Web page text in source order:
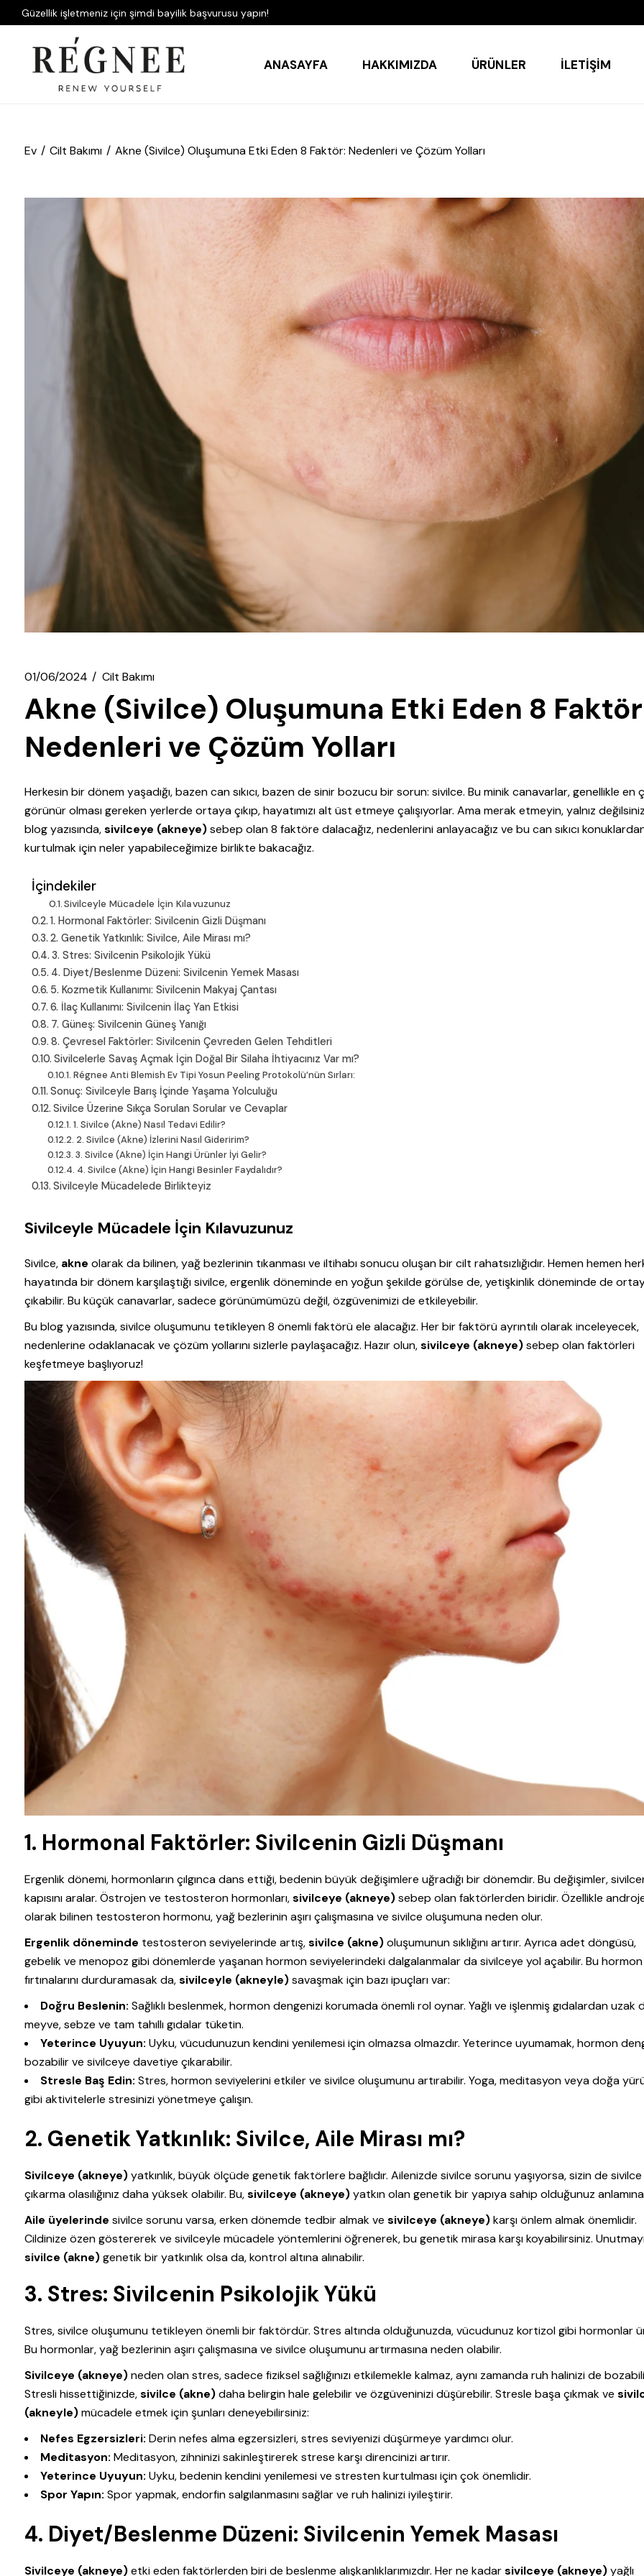
Güzellik işletmeniz için şimdi bayilik başvurusu yapın!
ANASAYFA HAKKIMIZDA ÜRÜNLER İLETIŞIM
Ev Cilt Bakımı Akne (Sivilce) Oluşumuna Etki Eden 8 Faktör: Nedenleri ve Çözüm Yolları
01/06/2024 Cilt Bakımı
Akne (Sivilce) Oluşumuna Etki Eden 8
Nedenleri ve Çözüm Yolları
Herkesin bir dönem yaşadığı, bazen can sıkıcı, bazen de sinir bozucu bir sorun: sivilce. Bu minik canavarlar, genellikle en
görünür olması gereken yerlerde ortaya çıkıp, hayatımızı alt üst etmeye çalışıyorlar. Ama merak etmeyin, yalnız
blog yazısında,sivilceye (akneye)sebep olan 8 faktöre dalacağız, nedenlerini anlayacağız ve bu can sıkıcı
kurtulmak için neler yapabileceğimize birlikte bakacağız.
İçindekiler
Sivilceyle Mücadele İçin Kılavuzunuz
1. Hormonal Faktörler: Sivilcenin Gizli Düşmanı
2. Genetik Yatkınlık: Sivilce, Aile Mirası mı?
3. Stres: Sivilcenin Psikolojik Yükü
4. Diyet/Beslenme Düzeni: Sivilcenin Yemek Masası
5. Kozmetik Kullanımı: Sivilcenin Makyaj Çantası
6. İlaç Kullanımı: Sivilcenin İlaç Yan Etkisi
7. Güneş: Sivilcenin Güneş Yanığı
8. Çevresel Faktörler: Sivilcenin Çevreden Gelen Tehditleri
Sivilcelerle Savaş Açmak İçin Doğal Bir Silaha İhtiyacınız Var mı?
Régnee Anti Blemish Ev Tipi Yosun Peeling Protokolü’nün Sırları:
Sonuç: Sivilceyle Barış İçinde Yaşama Yolculuğu
Sivilce Üzerine Sıkça Sorulan Sorular ve Cevaplar
1. Sivilce (Akne) Nasıl Tedavi Edilir?
2. Sivilce (Akne) İzlerini Nasıl Gideririm?
3. Sivilce (Akne) İçin Hangi Ürünler İyi Gelir?
4. Sivilce (Akne) İçin Hangi Besinler Faydalıdır?
Sivilceyle Mücadelede Birlikteyiz
Sivilceyle Mücadele İçin Kılavuzunuz
Sivilce, akne olarak da bilinen, yağ bezlerinin tıkanması ve iltihabı sonucu oluşan bir cilt rahatsızlığıdır. Hemen hemen
hayatında bir dönem karşılaştığı sivilce, ergenlik döneminde en yoğun şekilde görülse de, yetişkinlik döneminde de
çıkabilir. Bu küçük canavarlar, sadece görünümümüzü değil, özgüvenimizi de etkileyebilir.
Bu blog yazısında, sivilce oluşumunu tetikleyen 8 önemli faktörü ele alacağız. Her bir faktörü ayrıntılı olarak inceleyecek,
nedenlerine odaklanacak ve çözüm yollarını sizlerle paylaşacağız. Hazır olun,sivilceye (akneye)sebep olan faktörleri
keşfetmeye başlıyoruz!
1. Hormonal Faktörler: Sivilcenin Gizli Düşmanı
Ergenlik dönemi, hormonların çılgınca dans ettiği, bedenin büyük değişimlere uğradığı bir dönemdir. Bu değişimler,
kapısını aralar. Östrojen ve testosteron hormonları,sivilceye (akneye)sebep olan faktörlerden biridir. Özellikle
olarak bilinen testosteron hormonu, yağ bezlerinin aşırı çalışmasına ve sivilce oluşumuna neden olur.
Ergenlik döneminde testosteron seviyelerinde artış,sivilce (akne)oluşumunun sıklığını artırır. Ayrıca adet döngüsü,
gebelik ve menopoz gibi dönemlerde yaşanan hormon seviyelerindeki dalgalanmalar da sivilceye yol açabilir. Bu hormon
fırtınalarını durduramasak da,sivilceyle (akneyle)savaşmak için bazı ipuçları var:
Doğru Beslenin: Sağlıklı beslenmek, hormon dengenizi korumada önemli rol oynar. Yağlı ve işlenmiş gıdalardan uzak
meyve, sebze ve tam tahıllı gıdalar tüketin.
Yeterince Uyuyun: Uyku, vücudunuzun kendini yenilemesi için olmazsa olmazdır. Yeterince uyumamak, hormon
bozabilir ve sivilceye davetiye çıkarabilir.
Stresle Baş Edin: Stres, hormon seviyelerini etkiler ve sivilce oluşumunu artırabilir. Yoga, meditasyon veya doğa
gibi aktivitelerle stresinizi yönetmeye çalışın.
2. Genetik Yatkınlık: Sivilce, Aile Mirası mı?
Sivilceye (akneye)yatkınlık, büyük ölçüde genetik faktörlere bağlıdır. Ailenizde sivilce sorunu yaşıyorsa, sizin de sivilce
çıkarma olasılığınız daha yüksek olabilir. Bu,sivilceye (akneye)yatkın olan genetik bir yapıya sahip olduğunuz
Aile üyelerinde sivilce sorunu varsa, erken dönemde tedbir almak ve sivilceye (akneye)karşı önlem almak önemlidir.
Cildinize özen göstererek ve sivilceyle mücadele yöntemlerini öğrenerek, bu genetik mirasa karşı koyabilirsiniz.
sivilce (akne)genetik bir yatkınlık olsa da, kontrol altına alınabilir.
3. Stres: Sivilcenin Psikolojik Yükü
Stres, sivilce oluşumunu tetikleyen önemli bir faktördür. Stres altında olduğunuzda, vücudunuz kortizol gibi hormonlar
Bu hormonlar, yağ bezlerinin aşırı çalışmasına ve sivilce oluşumunu artırmasına neden olabilir.
Sivilceye (akneye)neden olan stres, sadece fiziksel sağlığınızı etkilemekle kalmaz, aynı zamanda ruh halinizi de
Stresli hissettiğinizde,sivilce (akne)daha belirgin hale gelebilir ve özgüveninizi düşürebilir. Stresle başa çıkmak ve
(akneyle)mücadele etmek için şunları deneyebilirsiniz:
Nefes Egzersizleri: Derin nefes alma egzersizleri, stres seviyenizi düşürmeye yardımcı olur.
Meditasyon: Meditasyon, zihninizi sakinleştirerek strese karşı direncinizi artırır.
Yeterince Uyuyun: Uyku, bedenin kendini yenilemesi ve stresten kurtulması için çok önemlidir.
Spor Yapın: Spor yapmak, endorfin salgılanmasını sağlar ve ruh halinizi iyileştirir.
4. Diyet/Beslenme Düzeni: Sivilcenin Yemek Masası
Sivilceye (akneye)etki eden faktörlerden biri de beslenme alışkanlıklarımızdır. Her ne kadarsivilceye (akneye)yağlı